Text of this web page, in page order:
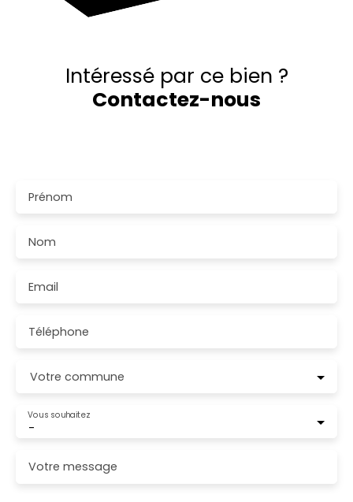
Intéressé par ce bien ?
Contactez-nous
Prénom
Nom
Email
Téléphone
Votre commune
-
Vous souhaitez
Votre message